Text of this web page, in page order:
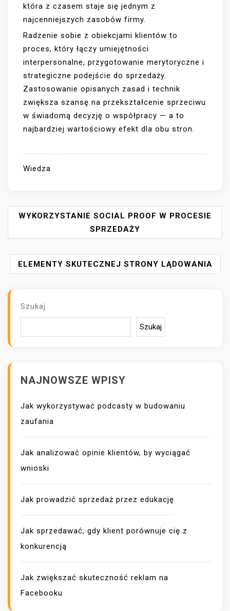
która z czasem staje się jednym z
najcenniejszych zasobów firmy.
Radzenie sobie z obiekcjami klientów to
proces, który łączy umiejętności
interpersonalne, przygotowanie merytoryczne i
strategiczne podejście do sprzedaży.
Zastosowanie opisanych zasad i technik
zwiększa szansę na przekształcenie sprzeciwu
w świadomą decyzję o współpracy — a to
najbardziej wartościowy efekt dla obu stron.
Wiedza
N
W
I
G
C
S
WYKORZYSTANIE SOCIAL PROOF W PROCESIE
SPRZEDAŻY
ELEMENTY SKUTECZNEJ STRONY LĄDOWANIA
Szukaj
Szukaj
NAJNOWSZE WPISY
Jak wykorzystywać podcasty w budowaniu
zaufania
Jak analizować opinie klientów, by wyciągać
wnioski
Jak prowadzić sprzedaż przez edukację
Jak sprzedawać, gdy klient porównuje cię z
konkurencją
Jak zwiększać skuteczność reklam na
Facebooku